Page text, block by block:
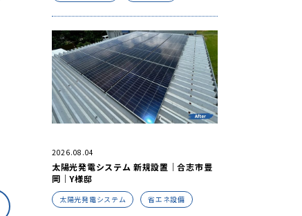
2026.08.04
太陽光発電システム 新規設置｜合志市豊
岡｜Y様邸
太陽光発電システム 省エネ設備